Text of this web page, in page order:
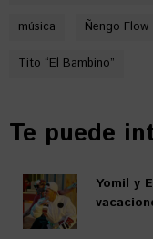
música Ñengo Flow
Tito “El Bambino”
Te puede
Yomil y